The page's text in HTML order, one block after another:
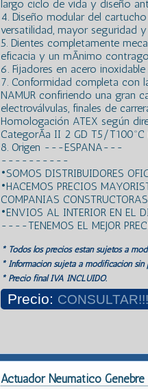
largo ciclo de vida y diseño
4. Diseño modular del
versatilidad, mayor seguridad
5. Dientes completamente
eficacia y un mÃ­nimo
6. Fijadores en acero
7. Conformidad completa con
NAMUR confiriendo una gran
electroválvulas, finales de
Homologación ATEX según
CategorÃ­a II 2 GD T5/T100ºC
8. Origen ---ESPANA---
----------
•SOMOS DISTRIBUIDORES
•HACEMOS PRECIOS
COMPANIAS
•ENVIOS AL INTERIOR EN EL
----TENEMOS EL MEJOR
* Todos los precios estan sujetos a
* Información sujeta a modificación sin
* Precio final IVA INCLUIDO.
Precio: CONSULTAR!!!
Actuador Neumatico